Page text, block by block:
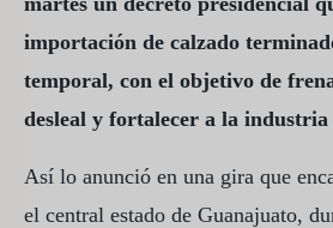
importación de calzado
temporal, con el objetivo de
desleal y fortalecer a la industria
Así lo anunció en una gira que
el central estado de Guanajuato,